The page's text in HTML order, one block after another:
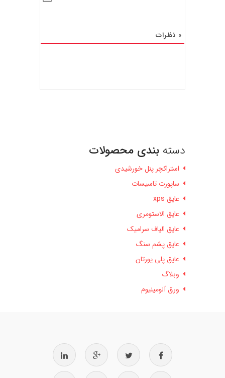
0 نظرات
دسته بندی محصولات
استراکچر پنل خورشیدی
ساپورت تاسیسات
عایق xps
عایق الاستومری
عایق الیاف سرامیک
عایق پشم سنگ
عایق پلی یورتان
وبلاگ
ورق آلومینیوم